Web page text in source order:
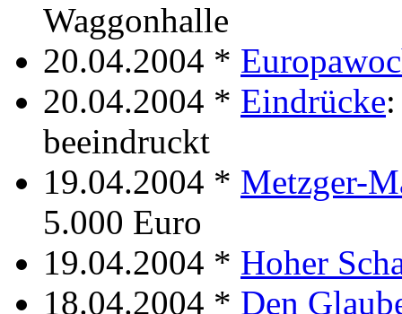
Waggonhalle
20.04.2004 *
20.04.2004 * Eindrücke
beeindruckt
19.04.2004 * Metzger-
5.000 Euro
19.04.2004 * Hoher
18.04.2004 * Den